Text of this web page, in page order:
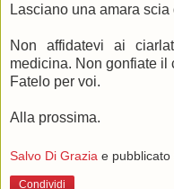
Lasciano una amara
Non affidatevi ai
medicina. Non gonfiate il
Fatelo per voi.
Alla prossima.
Salvo Di Grazia e pubblicato
Condividi